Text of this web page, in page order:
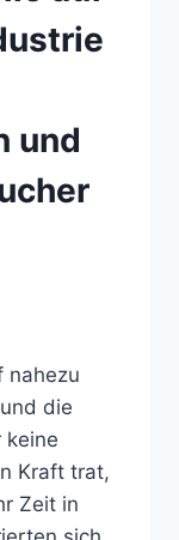
und
nahezu
die
keine
Kraft trat,
Zeit in